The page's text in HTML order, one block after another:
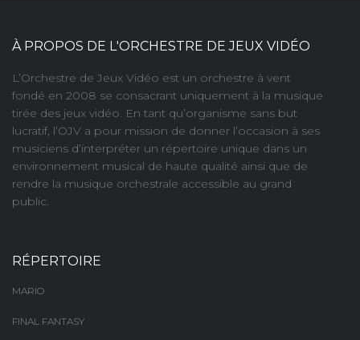
À PROPOS DE L'ORCHESTRE DE JEUX VIDÉO
L’Orchestre de Jeux Vidéo est un orchestre à vent
fondé en 2008 se consacrant uniquement à la musique
tirée des jeux vidéo. En tant qu’organisme sans but
lucratif, l’OJV a pour mission de donner l’occasion à ses
musiciens d’interpréter un répertoire unique dans un
environnement musical de haute qualité ainsi que de
rendre la musique orchestrale accessible au grand
public.
RÉPERTOIRE
MARIO
FINAL FANTASY